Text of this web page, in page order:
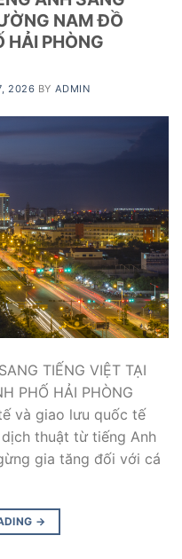
NAM ĐỒ
HẢI PHÒNG
2026 BY ADMIN
TIẾNG VIỆT TẠI
PHỐ HẢI PHÒNG
và giao lưu quốc tế
thuật từ tiếng Anh
gia tăng đối với cá
→